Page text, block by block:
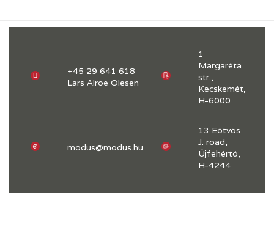
+45 29 641 618
Lars Alroe Olesen
1
Margaréta
str.,
Kecskemét,
H-6000
modus@modus.hu
13 Eötvös
J. road,
Újfehértó,
H-4244